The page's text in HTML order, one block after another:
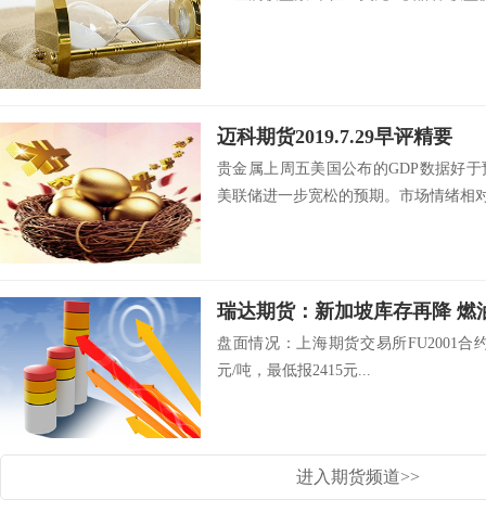
迈科期货2019.7.29早评精要
贵金属上周五美国公布的GDP数据好
美联储进一步宽松的预期。市场情绪相
瑞达期货：新加坡库存再降 燃
盘面情况：上海期货交易所FU2001合
元/吨，最低报2415元...
进入期货频道>>